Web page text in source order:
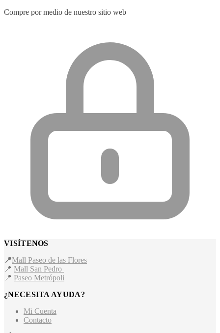
Compre por medio de nuestro sitio web
VISÍTENOS
📍Mall Paseo de las Flores
📍 Mall San Pedro
📍 Paseo Metrópoli
¿NECESITA AYUDA?
Mi Cuenta
Contacto